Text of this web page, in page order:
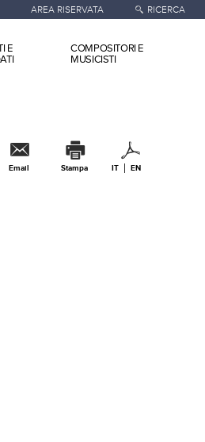
AREA RISERVATA RICERCA
E
COMPOSITORI E
MUSICISTI
Email Stampa IT EN